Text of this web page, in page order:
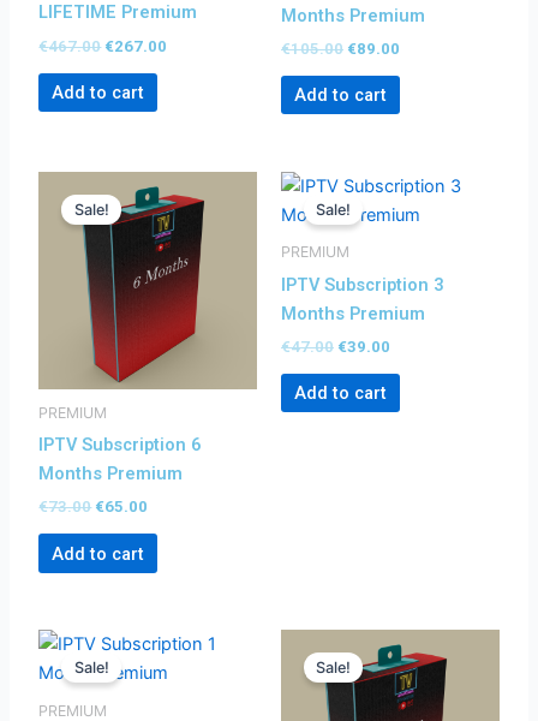
LIFETIME Premium
€467.00 €267.00
Add to cart
Months Premium
€105.00 €89.00
Add to cart
Sale!
PREMIUM
IPTV Subscription 6
Months Premium
€73.00
price
was:
€73.00.
€65.00
price
is:
€65.00.
Add to cart
Sale!
PREMIUM
IPTV Subscription 3
Months Premium
€47.00
Original
price
was:
€39.00
Current
price
is:
Add to cart
Sale!
PREMIUM
Original
price
was:
Current
price
is:
Sale!price
was:
€90.00.
price
is:
€79.00.